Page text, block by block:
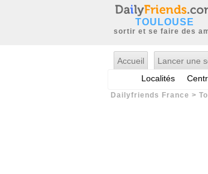
TOULOUSE
sortir et se faire des
Accueil Lancer une
Localités
Dailyfriends France >